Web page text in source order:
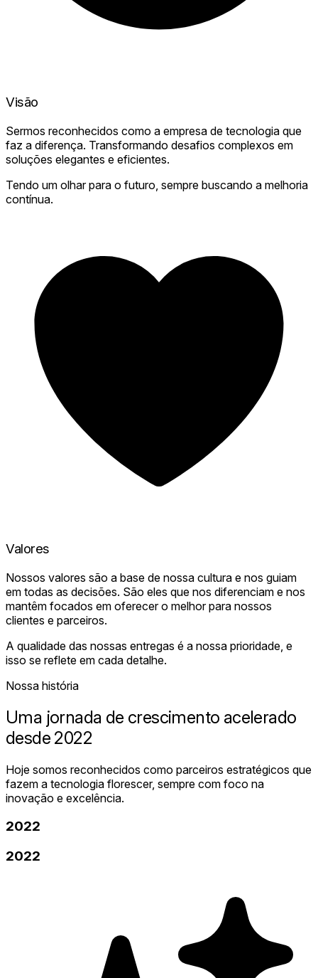
Visão
Sermos reconhecidos como a empresa de tecnologia que
faz a diferença. Transformando desafios complexos em
soluções elegantes e eficientes.
Tendo um olhar para o futuro, sempre buscando a melhoria
contínua.
Valores
Nossos valores são a base de nossa cultura e nos guiam
em todas as decisões. São eles que nos diferenciam e nos
mantêm focados em oferecer o melhor para nossos
clientes e parceiros.
A qualidade das nossas entregas é a nossa prioridade, e
isso se reflete em cada detalhe.
Nossa história
Uma jornada de crescimento acelerado
desde 2022
Hoje somos reconhecidos como parceiros estratégicos que
fazem a tecnologia florescer, sempre com foco na
inovação e excelência.
2022
2022